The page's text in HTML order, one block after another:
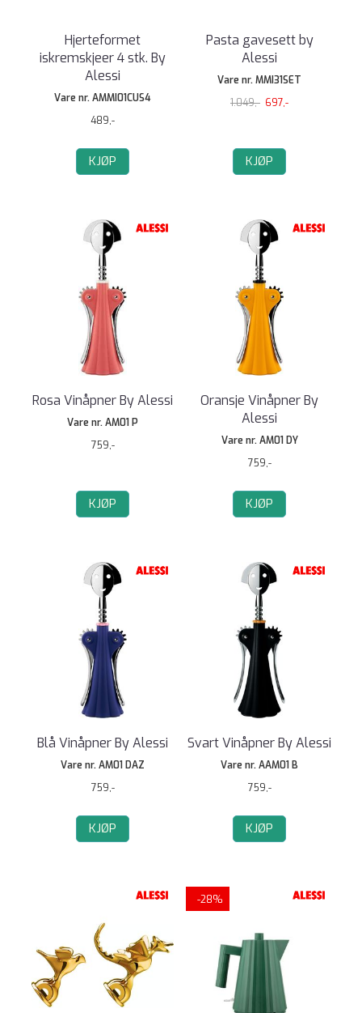
Hjerteformet
iskremskjeer 4 stk. By
Alessi
Vare nr. AMMI01CUS4
489,-
KJØP
Pasta gavesett by
Alessi
Vare nr. MMI31SET
1.049,- 697,-
KJØP
Rosa Vinåpner By Alessi
Vare nr. AM01 P
759,-
KJØP
Oransje Vinåpner By
Alessi
Vare nr. AM01 DY
759,-
KJØP
Blå Vinåpner By Alessi
Vare nr. AM01 DAZ
759,-
KJØP
Svart Vinåpner By Alessi
Vare nr. AAM01 B
759,-
KJØP
-28%